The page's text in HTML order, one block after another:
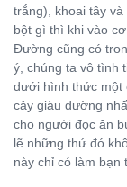
trắng), khoai tây
bột gì thì khi vào
Đường cũng có
ý, chúng ta vô tình
dưới hình thức một
cây giàu đường
cho người đọc ăn
lẽ những thứ đó
này chỉ có làm bạn